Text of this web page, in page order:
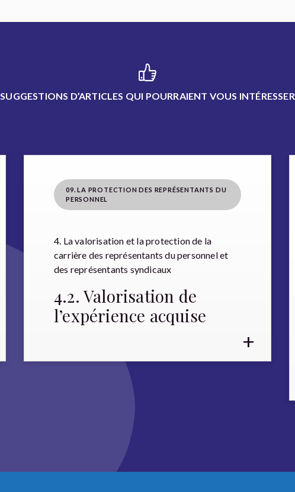
SUGGESTIONS D’ARTICLES QUI POURRAIENT VOUS INTÉRESSER
09. LA PROTECTION DES REPRÉSENTANTS DU
PERSONNEL
4. La valorisation et la protection de la
carrière des représentants du personnel et
des représentants syndicaux
4.2. Valorisation de
l’expérience acquise
+